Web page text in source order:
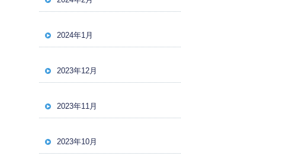
2024年1月
2023年12月
2023年11月
2023年10月